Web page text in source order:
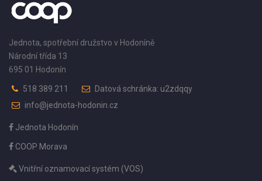
Jednota, spotřební družstvo v Hodoníně
Národní třída 13
695 01 Hodonín
518 389 211
Datová schránka: u2zdqqy
info@jednota-hodonin.cz
Jednota Hodonín
COOP Morava
Vnitřní oznamovací systém (VOS)